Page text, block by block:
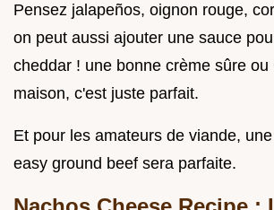
Pensez jalapeños, oignon rouge,
on peut aussi ajouter une sauce
cheddar ! une bonne crème sûre ou
maison, c'est juste parfait.
Et pour les amateurs de viande,
easy ground beef sera parfaite.